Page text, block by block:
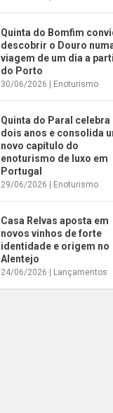
Quinta do Bomfim
descobrir o Douro
viagem de um dia a
do Porto
30/06/2026 | Enoturismo
Quinta do Paral celebra
dois anos e consolida
novo capítulo do
enoturismo de luxo em
Portugal
29/06/2026 | Enoturismo
Casa Relvas aposta em
novos vinhos de forte
identidade e origem no
Alentejo
24/06/2026 | Lançamentos